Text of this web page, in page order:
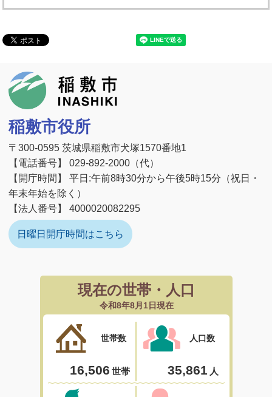
稲敷市役所
〒300-0595 茨城県稲敷市犬塚1570番地1
【電話番号】 029-892-2000（代）
【開庁時間】 平日:午前8時30分から午後5時15分（祝日・
年末年始を除く）
【法人番号】 4000020082295
日曜日開庁時間はこちら